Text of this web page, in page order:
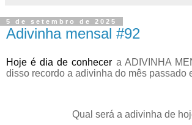
5 de setembro de 2025
Adivinha mensal #92
Hoje é dia de conhecer a ADIVINHA
disso recordo a adivinha do mês passado
Qual será a adivinha de